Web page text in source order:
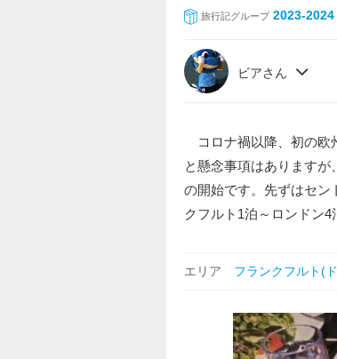
旅行記グループ 2023-
ビアさん
コロナ禍以降、初の欧
と懸念事項はあります
の開始です。先ずはセン
クフルト1泊～ロンドン4
エリア フランクフルト(